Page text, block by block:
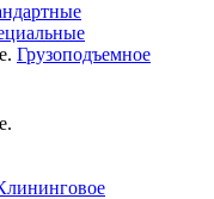
Грузоподъемное